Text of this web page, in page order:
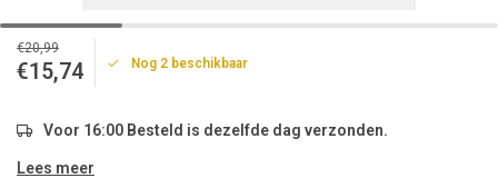
€20,99
€15,74 Nog 2 beschikbaar
Voor 16:00 Besteld is dezelfde dag verzonden.
Lees meer